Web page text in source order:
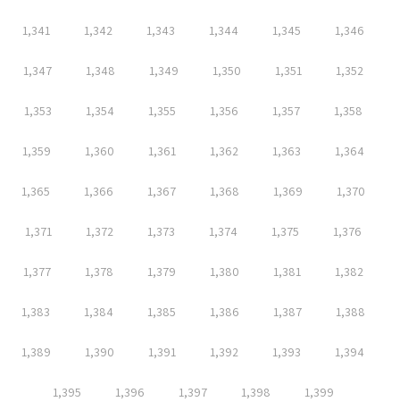
1,341 1,342 1,343 1,344 1,345 1,346
1,347 1,348 1,349 1,350 1,351 1,352
1,353 1,354 1,355 1,356 1,357 1,358
1,359 1,360 1,361 1,362 1,363 1,364
1,365 1,366 1,367 1,368 1,369 1,370
1,371 1,372 1,373 1,374 1,375 1,376
1,377 1,378 1,379 1,380 1,381 1,382
1,383 1,384 1,385 1,386 1,387 1,388
1,389 1,390 1,391 1,392 1,393 1,394
1,395 1,396 1,397 1,398 1,399